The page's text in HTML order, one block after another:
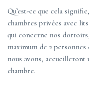
Qu’est-ce que cela
chambres privées avec
qui concerne nos
maximum de 2
nous avons, accueilleront
chambre.